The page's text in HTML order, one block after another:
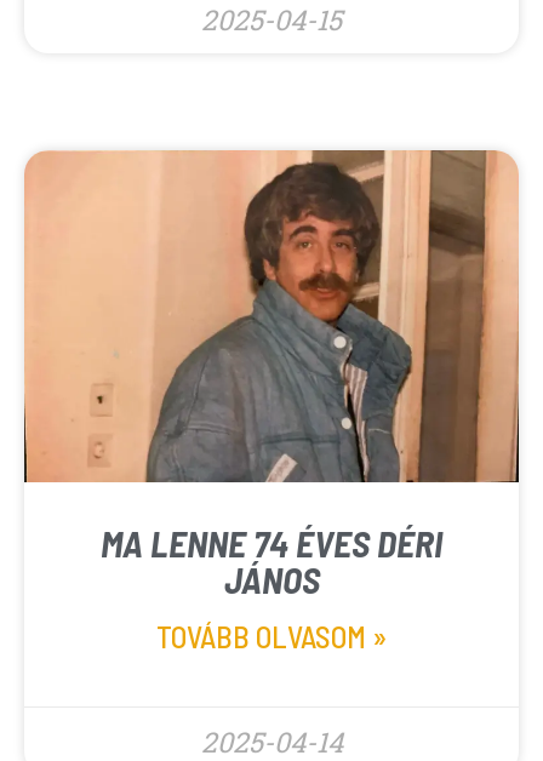
2025-04-15
MA LENNE 74 ÉVES DÉRI
JÁNOS
TOVÁBB OLVASOM »
2025-04-14